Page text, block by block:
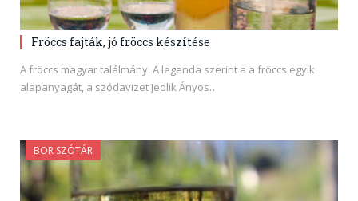
Fröccs fajták, jó fröccs készítése
A fröccs magyar találmány. A legenda szerint a a fröccs egyik
alapanyagát, a szódavizet Jedlik Ányos…
BOR SZÓTÁR